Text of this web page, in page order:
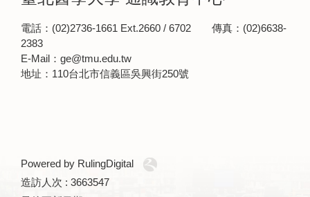
電話：(02)2736-1661 Ext.2660 / 6702 傳真：(02)6638-
2383
E-Mail：ge@tmu.edu.tw
地址：110台北市信義區吳興街250號
Powered by RulingDigital
造訪人次 : 3663547